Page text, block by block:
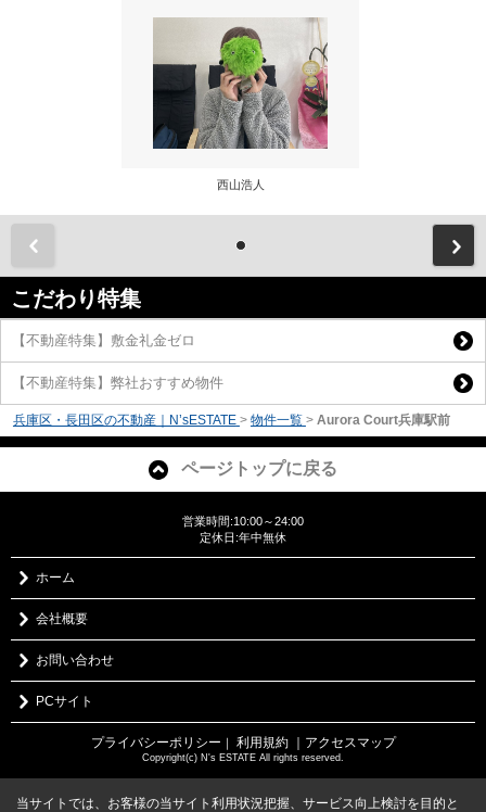
西山浩人
こだわり特集
【不動産特集】敷金礼金ゼロ
【不動産特集】弊社おすすめ物件
兵庫区・長田区の不動産｜N’sESTATE > 物件一覧 > Aurora Court兵庫駅前
ページトップに戻る
営業時間:10:00～24:00
定休日:年中無休
ホーム
会社概要
お問い合わせ
PCサイト
プライバシーポリシー 利用規約 ｜アクセスマップ
Copyright(c) N's ESTATE All rights reserved.
当サイトでは、お客様の当サイト利用状況把握、サービス向上検討を目的と